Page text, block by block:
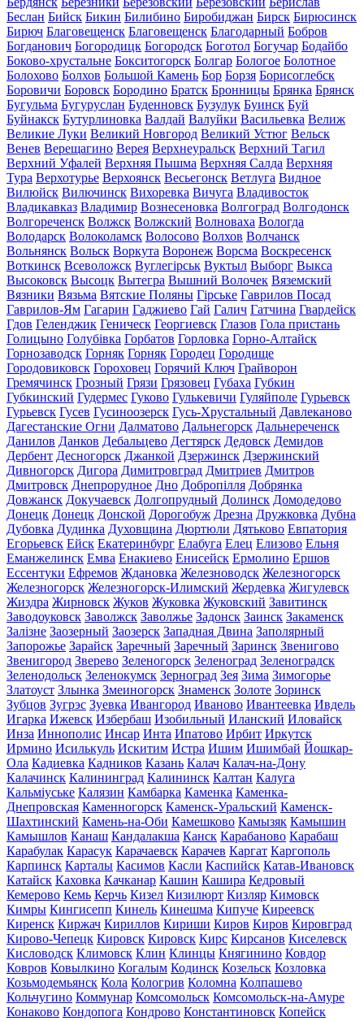
Беслан Бийск Бикин Билибино Биробиджан Бирск Бирюсинск
Бирюч Благовещенск Благовещенск Благодарный Бобров
Богданович Богородицк Богородск Боготол Богучар Бодайбо
Боково-хрустальне Бокситогорск Болгар Бологое Болотное
Болохово Болхов Большой Камень Бор Борзя Борисоглебск
Боровичи Боровск Бородино Братск Бронницы Брянка Брянск
Бугульма Бугуруслан Буденновск Бузулук Буинск Буй
Буйнакск Бутурлиновка Валдай Валуйки Васильевка Велиж
Великие Луки Великий Новгород Великий Устюг Вельск
Венев Верещагино Верея Верхнеуральск Верхний Тагил
Верхний Уфалей Верхняя Пышма Верхняя Салда Верхняя
Тура Верхотурье Верхоянск Весьегонск Ветлуга Видное
Вилюйск Вилючинск Вихоревка Вичуга Владивосток
Владикавказ Владимир Вознесеновка Волгоград Волгодонск
Волгореченск Волжск Волжский Волноваха Вологда
Володарск Волоколамск Волосово Волхов Волчанск
Вольнянск Вольск Воркута Воронеж Ворсма Воскресенск
Воткинск Всеволожск Вуглегірськ Вуктыл Выборг Выкса
Высоковск Высоцк Вытегра Вышний Волочек Вяземский
Вязники Вязьма Вятские Поляны Гірське Гаврилов Посад
Гаврилов-Ям Гагарин Гаджиево Гай Галич Гатчина Гвардейск
Гдов Геленджик Геническ Георгиевск Глазов Гола пристань
Голицыно Голубівка Горбатов Горловка Горно-Алтайск
Горнозаводск Горняк Горняк Городец Городище
Городовиковск Гороховец Горячий Ключ Грайворон
Гремячинск Грозный Грязи Грязовец Губаха Губкин
Губкинский Гудермес Гуково Гулькевичи Гуляйполе Гурьевск
Гурьевск Гусев Гусиноозерск Гусь-Хрустальный Давлеканово
Дагестанские Огни Далматово Дальнегорск Дальнереченск
Данилов Данков Дебальцево Дегтярск Дедовск Демидов
Дербент Десногорск Джанкой Дзержинск Дзержинский
Дивногорск Дигора Димитровград Дмитриев Дмитров
Дмитровск Днепрорудное Дно Добропілля Добрянка
Довжанск Докучаевск Долгопрудный Долинск Домодедово
Донецк Донецк Донской Дорогобуж Дрезна Дружковка Дубна
Дубовка Дудинка Духовщина Дюртюли Дятьково Евпатория
Егорьевск Ейск Екатеринбург Елабуга Елец Елизово Ельня
Еманжелинск Емва Енакиево Енисейск Ермолино Ершов
Ессентуки Ефремов Ждановка Железноводск Железногорск
Железногорск Железногорск-Илимский Жердевка Жигулевск
Жиздра Жирновск Жуков Жуковка Жуковский Завитинск
Заводоуковск Заволжск Заволжье Задонск Заинск Закаменск
Залізне Заозерный Заозерск Западная Двина Заполярный
Запорожье Зарайск Заречный Заречный Заринск Звенигово
Звенигород Зверево Зеленогорск Зеленоград Зеленоградск
Зеленодольск Зеленокумск Зерноград Зея Зима Зимогорье
Златоуст Злынка Змеиногорск Знаменск Золоте Зоринск
Зубцов Зугрэс Зуевка Ивангород Иваново Ивантеевка Ивдель
Игарка Ижевск Избербаш Изобильный Иланский Иловайск
Инза Иннополис Инсар Инта Ипатово Ирбит Иркутск
Ирмино Исилькуль Искитим Истра Ишим Ишимбай Йошкар-
Ола Кадиевка Кадников Казань Калач Калач-на-Дону
Калачинск Калининград Калининск Калтан Калуга
Кальміуське Калязин Камбарка Каменка Каменка-
Днепровская Каменногорск Каменск-Уральский Каменск-
Шахтинский Камень-на-Оби Камешково Камызяк Камышин
Камышлов Канаш Кандалакша Канск Карабаново Карабаш
Карабулак Карасук Карачаевск Карачев Каргат Каргополь
Карпинск Карталы Касимов Касли Каспийск Катав-Ивановск
Катайск Каховка Качканар Кашин Кашира Кедровый
Кемерово Кемь Керчь Кизел Кизилюрт Кизляр Кимовск
Кимры Кингисепп Кинель Кинешма Кипуче Киреевск
Киренск Киржач Кириллов Кириши Киров Киров Кировград
Кирово-Чепецк Кировск Кировск Кирс Кирсанов Киселевск
Кисловодск Климовск Клин Клинцы Княгинино Ковдор
Ковров Ковылкино Когалым Кодинск Козельск Козловка
Козьмодемьянск Кола Кологрив Коломна Колпашево
Кольчугино Коммунар Комсомольск Комсомольск-на-Амуре
Конаково Кондопога Кондрово Константиновск Копейск